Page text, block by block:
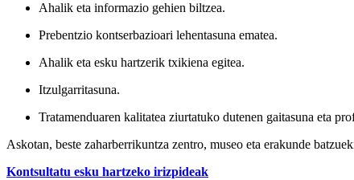
Ahalik eta informazio gehien biltzea.
Prebentzio kontserbazioari lehentasuna ematea.
Ahalik eta esku hartzerik txikiena egitea.
Itzulgarritasuna.
Tratamenduaren kalitatea ziurtatuko dutenen gaitasuna eta
Askotan, beste zaharberrikuntza zentro, museo eta erakunde
Kontsultatu esku hartzeko irizpideak